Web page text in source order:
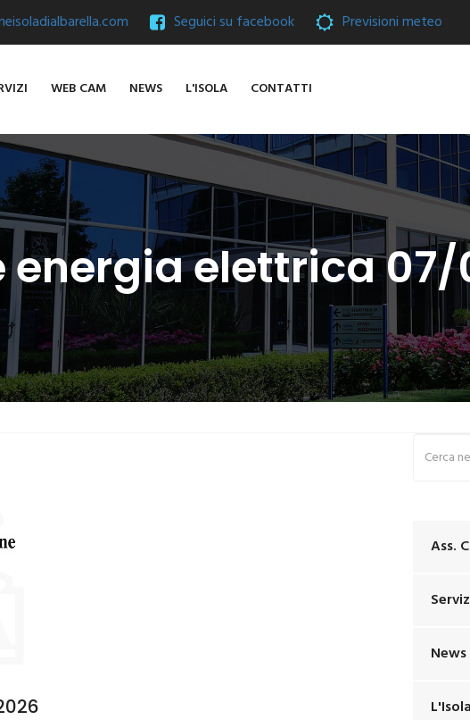
Seguici su facebook Previsioni meteo
WEB CAM NEWS L'ISOLA CONTATTI
energia elettrica
Ass.